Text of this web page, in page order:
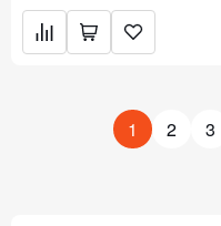
1 2 3